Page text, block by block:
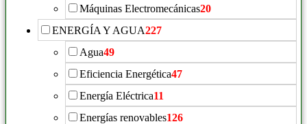
Máquinas Electromecánicas20
ENERGÍA Y AGUA227
Agua49
Eficiencia Energética47
Energía Eléctrica11
Energías renovables126